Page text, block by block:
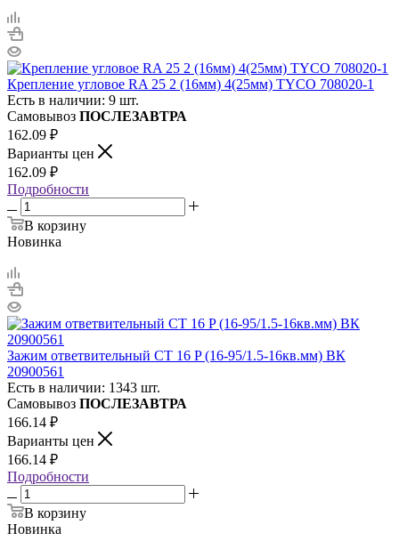
Крепление угловое RA 25 2 (16мм) 4(25мм) TYCO 708020-1
Есть в наличии: 9 шт.
Самовывоз ПОСЛЕЗАВТРА
162.09 ₽
Варианты цен
162.09 ₽
Подробности
В корзину
Новинка
Зажим ответвительный CT 16 P (16-95/1.5-16кв.мм) ВК
20900561
Есть в наличии: 1343 шт.
Самовывоз ПОСЛЕЗАВТРА
166.14 ₽
Варианты цен
166.14 ₽
Подробности
В корзину
Новинка